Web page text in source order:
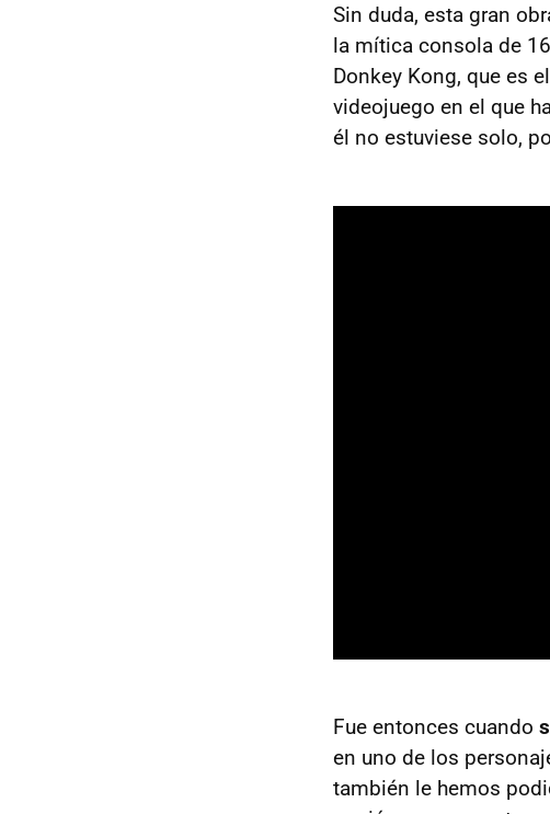
Sin duda, esta gran
la mítica consola de
Donkey Kong, que es
videojuego en el que
él no estuviese solo,
Fue entonces cuando
en uno de los
también le hemos